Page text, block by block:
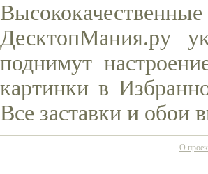
ДесктопМания.ру
поднимут
картинки в
Все заставки и обои
О